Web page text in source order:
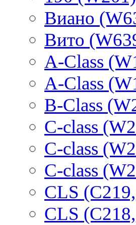
Виано
Вито
A-Class
A-Class
B-Class
C-class
C-class
C-class
CLS
CLS